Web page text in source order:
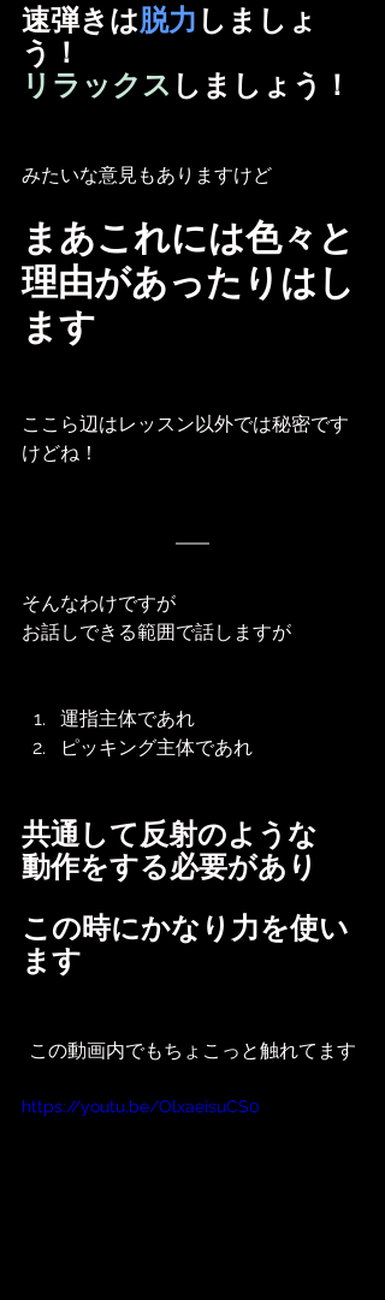
速弾きは脱力 しましょ
う！
リラックス しましょう！
みたいな意見もありますけど
まあこれには色々と
理由があったりはし
ます
ここら辺はレッスン以外では秘密です
けどね！
そんなわけですが
お話しできる範囲で話しますが
運指主体であれ
ピッキング主体であれ
共通して反射のような
動作をする必要があり
この時にかなり力を使い
ます
この動画内でもちょこっと触れてます
https://youtu.be/OlxaeisuCS0